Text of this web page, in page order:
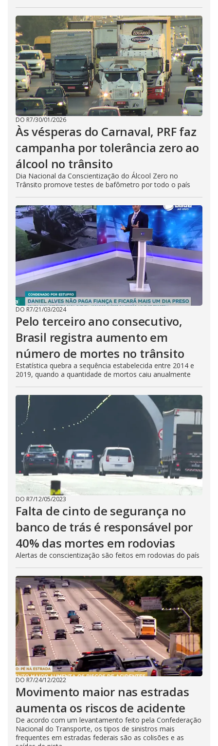
DO R7/30/01/2026
Às vésperas do Carnaval, PRF faz
campanha por tolerância zero ao
álcool no trânsito
Dia Nacional da Conscientização do Álcool Zero no
Trânsito promove testes de bafômetro por todo o país
DO R7/21/03/2024
Pelo terceiro ano consecutivo,
Brasil registra aumento em
número de mortes no trânsito
Estatística quebra a sequência estabelecida entre 2014 e
2019, quando a quantidade de mortos caiu anualmente
DO R7/12/05/2023
Falta de cinto de segurança no
banco de trás é responsável por
40% das mortes em rodovias
Alertas de conscientização são feitos em rodovias do país
DO R7/24/12/2022
Movimento maior nas estradas
aumenta os riscos de acidente
De acordo com um levantamento feito pela Confederação
Nacional do Transporte, os tipos de sinistros mais
frequentes em estradas federais são as colisões e as